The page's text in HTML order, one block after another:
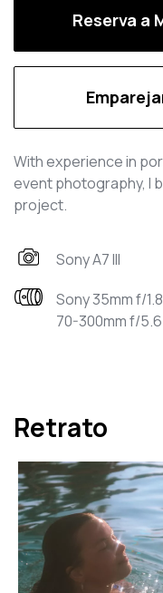
Reserva a
With experience in
event photography, I
project.
Sony A7 III
Sony 35mm f/
70-300mm f/5.6
Retrato